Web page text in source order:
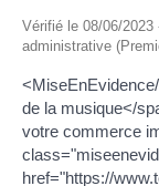
Vérifié le 08/06/
administrative
de la musique</
votre commerce
href="https://